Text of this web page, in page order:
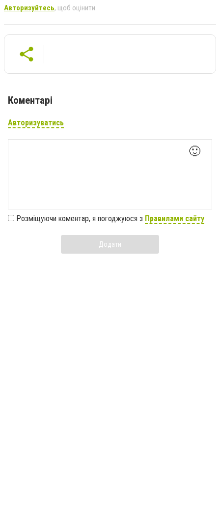
Авторизуйтесь, щоб оцінити
Коментарі
Авторизуватись
🙂
Розміщуючи коментар, я погоджуюся з Правилами сайту
Додати